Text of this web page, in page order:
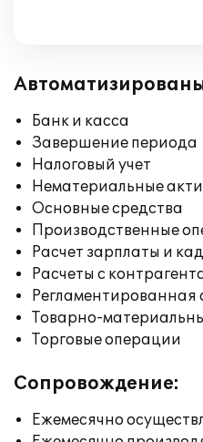
Банк и касса
Завершение периода
Налоговый учет
Нематериальные
Основные средства
Производственные
Расчет зарплаты и
Расчеты с
Регламентированная
Товарно-
Торговые операции
Сопровождение:
Ежемесячно